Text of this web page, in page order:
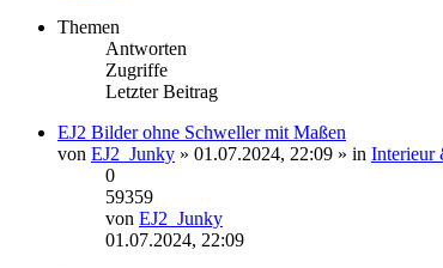
Themen
Antworten
Zugriffe
Letzter Beitrag
EJ2 Bilder ohne Schweller mit Maßen
von EJ2_Junky » 01.07.2024, 22:09 » in Interieur
0
59359
von EJ2_Junky
Neuester
01.07.2024, 22:09